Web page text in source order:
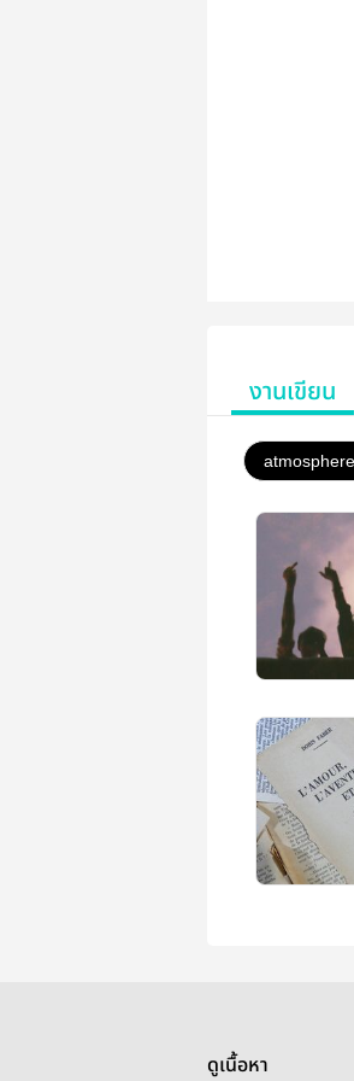
งานเขียน
ดูเนื้อหา